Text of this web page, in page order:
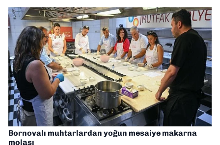
Bornovalı muhtarlardan yoğun mesaiye makarna
molası